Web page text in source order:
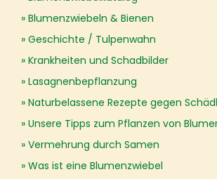
Blumenzwiebeln & Bienen
Geschichte / Tulpenwahn
Krankheiten und Schadbilder
Lasagnenbepflanzung
Naturbelassene Rezepte gegen
Unsere Tipps zum Pflanzen von
Vermehrung durch Samen
Was ist eine Blumenzwiebel